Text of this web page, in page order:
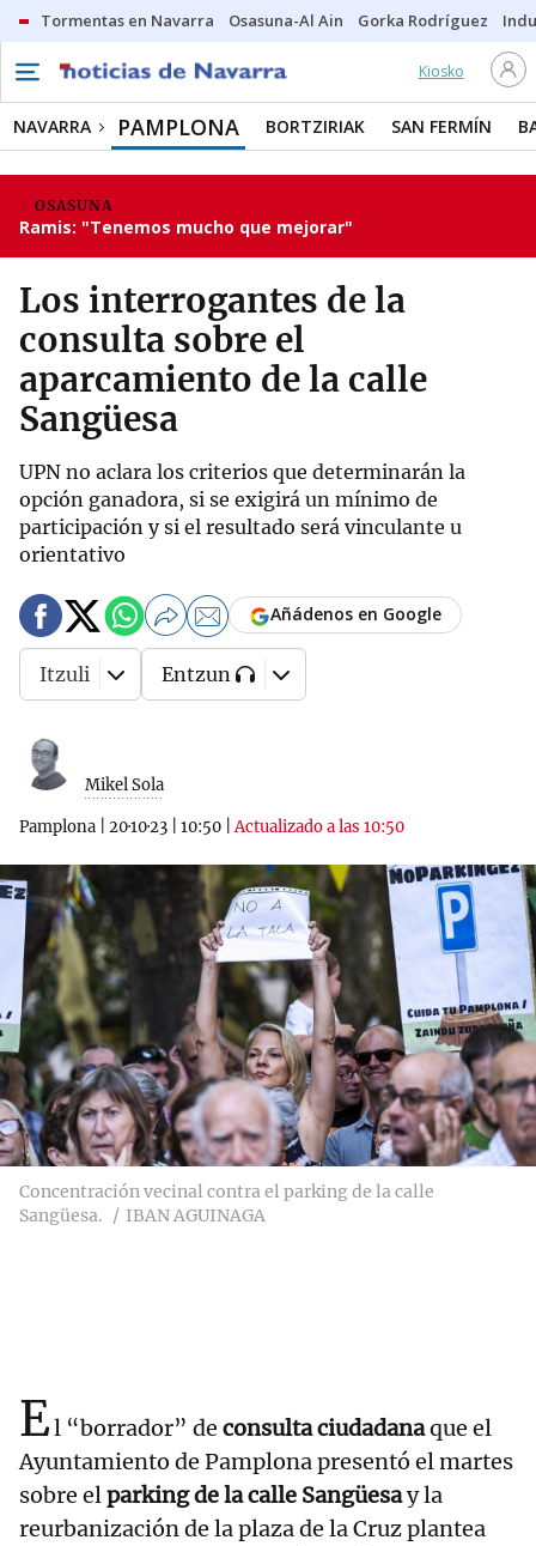
Tormentas en Navarra Osasuna-Al Ain Gorka Rodríguez
Kiosko
NAVARRA PAMPLONA BORTZIRIAK SAN FERMÍN
OSASUNA
Ramis: "Tenemos mucho que mejorar"
Los interrogantes de la
consulta sobre el
aparcamiento de la calle
Sangüesa
UPN no aclara los criterios que determinarán la
opción ganadora, si se exigirá un mínimo de
participación y si el resultado será vinculante u
orientativo
Mikel Sola
Pamplona 20·10·23 10:50 |Actualizado a las 10:50
Añádenos en Google
Itzuli Entzun
Concentración vecinal contra el parking de la calle
Sangüesa.
IBAN AGUINAGA
El “borrador” de consulta ciudadanaque el
Ayuntamiento de Pamplona presentó el martes
sobre elparking de la calle Sangüesay la
reurbanización de la plaza de la Cruz plantea